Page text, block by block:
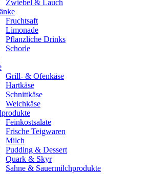
Zwiebel & Lauch
Fruchtsaft
Limonade
Pflanzliche Drinks
Schorle
Grill- & Ofenkäse
Hartkäse
Schnittkäse
Weichkäse
Feinkostsalate
Frische Teigwaren
Milch
Pudding & Dessert
Quark & Skyr
Sahne & Sauermilchprodukte